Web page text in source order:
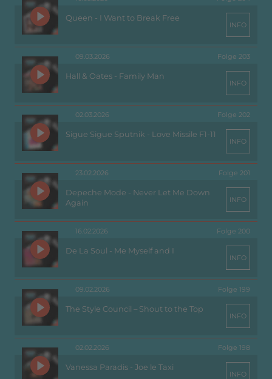
Queen - I Want to Break Free
INFO
09.03.2026 Folge 203
Hall & Oates - Family Man
INFO
02.03.2026 Folge 202
Sigue Sigue Sputnik - Love Missile F1-11
INFO
23.02.2026 Folge 201
Depeche Mode - Never Let Me Down
Again
INFO
16.02.2026 Folge 200
De La Soul - Me Myself and I
INFO
09.02.2026 Folge 199
The Style Council – Shout to the Top
INFO
02.02.2026 Folge 198
Vanessa Paradis - Joe le Taxi
INFO